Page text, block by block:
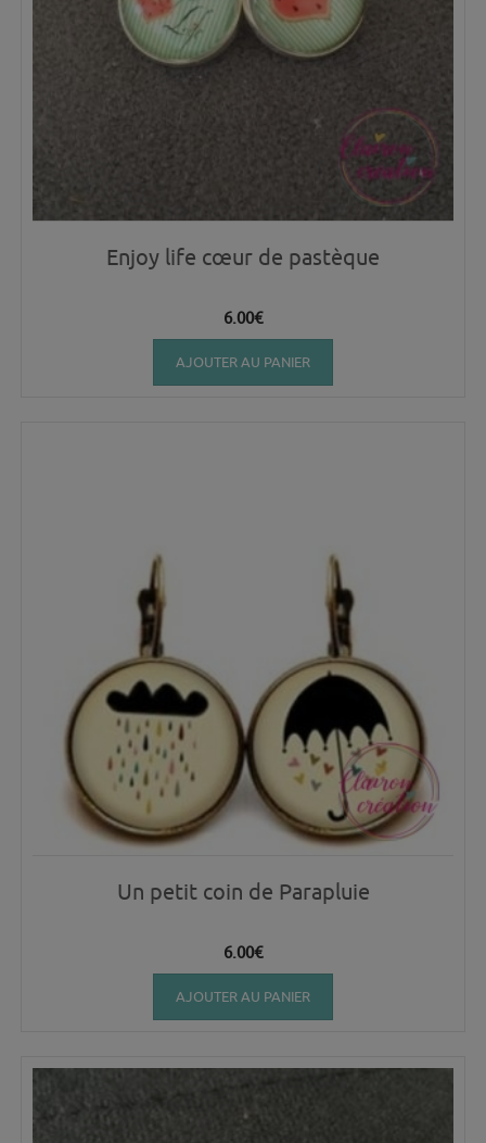
Enjoy life cœur de pastèque
6.00€
AJOUTER AU PANIER
Un petit coin de Parapluie
6.00€
AJOUTER AU PANIER